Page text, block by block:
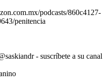
podcasts/860c4127-
penitencia
- suscríbete a su canal